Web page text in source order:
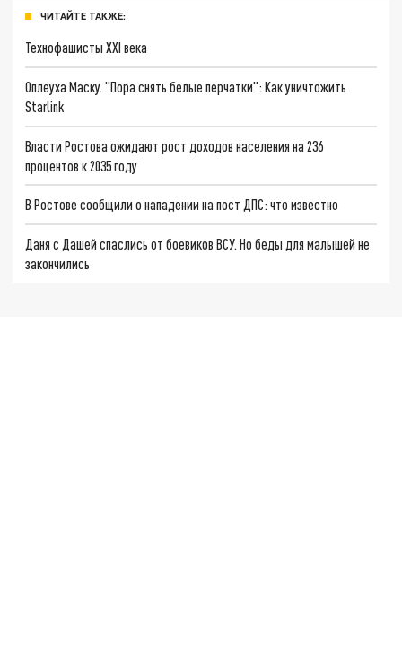
ЧИТАЙТЕ ТАКЖЕ:
Технофашисты XXI века
Оплеуха Маску. "Пора снять белые перчатки": Как уничтожить
Starlink
Власти Ростова ожидают рост доходов населения на 236
процентов к 2035 году
В Ростове сообщили о нападении на пост ДПС: что известно
Даня с Дашей спаслись от боевиков ВСУ. Но беды для малышей не
закончились